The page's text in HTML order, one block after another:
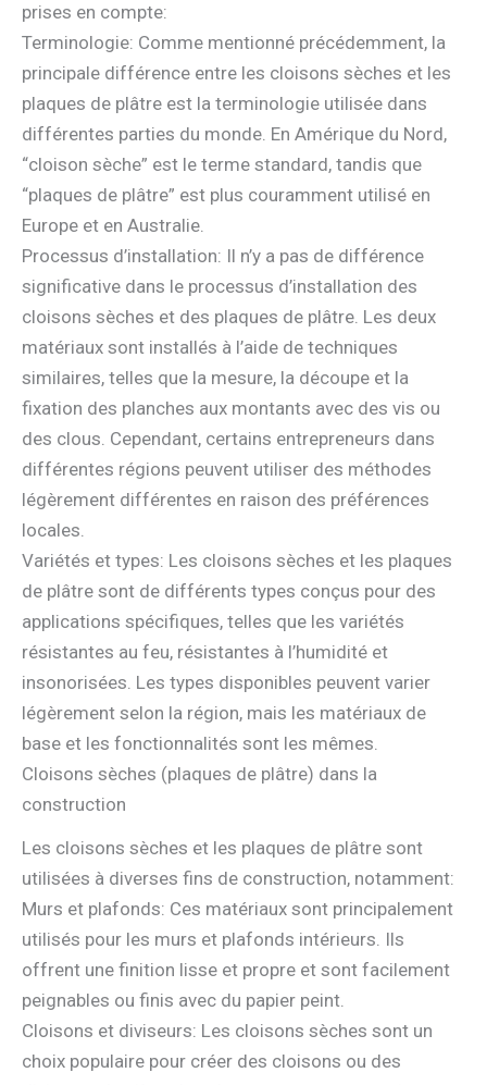
prises en compte:
Terminologie: Comme mentionné précédemment, la
principale différence entre les cloisons sèches et les
plaques de plâtre est la terminologie utilisée dans
différentes parties du monde. En Amérique du Nord,
“cloison sèche” est le terme standard, tandis que
“plaques de plâtre” est plus couramment utilisé en
Europe et en Australie.
Processus d’installation: Il n’y a pas de différence
significative dans le processus d’installation des
cloisons sèches et des plaques de plâtre. Les deux
matériaux sont installés à l’aide de techniques
similaires, telles que la mesure, la découpe et la
fixation des planches aux montants avec des vis ou
des clous. Cependant, certains entrepreneurs dans
différentes régions peuvent utiliser des méthodes
légèrement différentes en raison des préférences
locales.
Variétés et types: Les cloisons sèches et les plaques
de plâtre sont de différents types conçus pour des
applications spécifiques, telles que les variétés
résistantes au feu, résistantes à l’humidité et
insonorisées. Les types disponibles peuvent varier
légèrement selon la région, mais les matériaux de
base et les fonctionnalités sont les mêmes.
Cloisons sèches (plaques de plâtre) dans la
construction
Les cloisons sèches et les plaques de plâtre sont
utilisées à diverses fins de construction, notamment:
Murs et plafonds: Ces matériaux sont principalement
utilisés pour les murs et plafonds intérieurs. Ils
offrent une finition lisse et propre et sont facilement
peignables ou finis avec du papier peint.
Cloisons et diviseurs: Les cloisons sèches sont un
choix populaire pour créer des cloisons ou des